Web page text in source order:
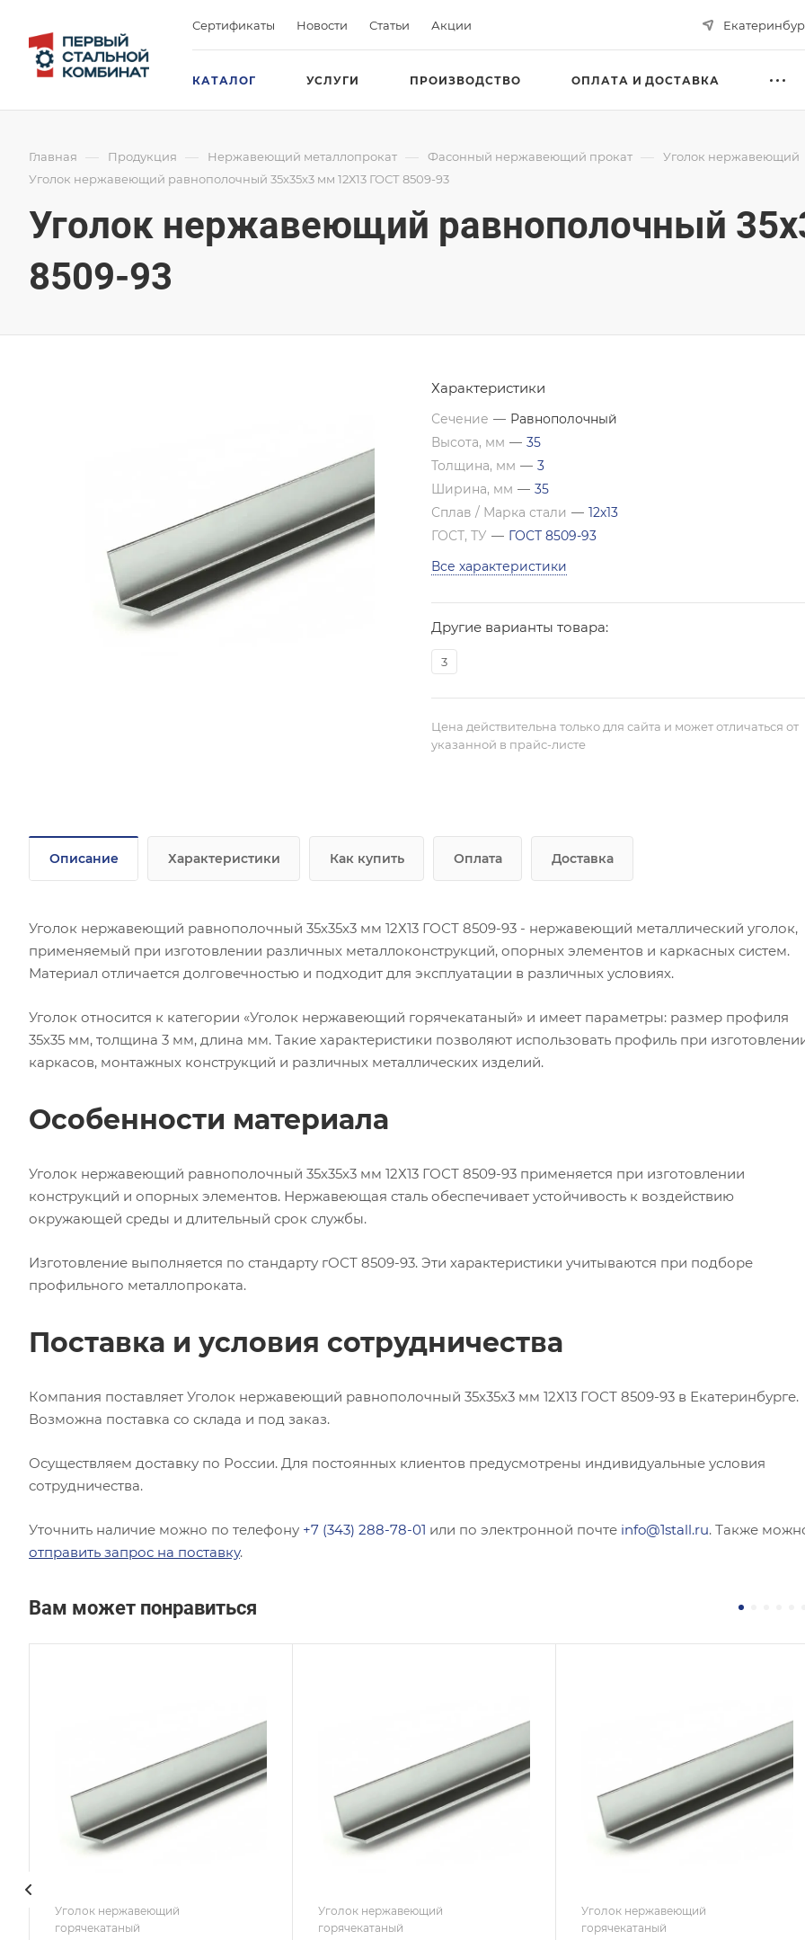
Сертификаты Новости Статьи Акции
КАТАЛОГ УСЛУГИ ПРОИЗВОДСТВО ОПЛАТА И ДОСТАВКА
Главная — Продукция — Нержавеющий металлопрокат — Фасонный нержавеющий прокат —
Уголок нержавеющий
Уголок нержавеющий равнополочный 35х35х3 мм 12Х13 ГОСТ 8509-93
Уголок нержавеющий равнополочный
8509-93
Характеристики
Сечение — Равнополочный
Высота, мм — 35
Толщина, мм — 3
Ширина, мм — 35
Сплав / Марка стали — 12х13
ГОСТ, ТУ — ГОСТ 8509-93
Все характеристики
Другие варианты товара:
3
Цена действительна только для сайта и может отличаться от
указанной в прайс-листе
Описание Характеристики Как купить Оплата Доставка
Уголок нержавеющий равнополочный 35х35х3 мм 12Х13 ГОСТ 8509-93 - нержавеющий металлический уголок,
применяемый при изготовлении различных металлоконструкций, опорных элементов и каркасных систем.
Материал отличается долговечностью и подходит для эксплуатации в различных условиях.
Уголок относится к категории «Уголок нержавеющий горячекатаный» и имеет параметры: размер профиля
35х35 мм, толщина 3 мм, длина мм. Такие характеристики позволяют использовать профиль при
каркасов, монтажных конструкций и различных металлических изделий.
Особенности материала
Уголок нержавеющий равнополочный 35х35х3 мм 12Х13 ГОСТ 8509-93 применяется при изготовлении
конструкций и опорных элементов. Нержавеющая сталь обеспечивает устойчивость к воздействию
окружающей среды и длительный срок службы.
Изготовление выполняется по стандарту гОСТ 8509-93. Эти характеристики учитываются при подборе
профильного металлопроката.
Поставка и условия сотрудничества
Компания поставляет Уголок нержавеющий равнополочный 35х35х3 мм 12Х13 ГОСТ 8509-93 в Екатеринбурге.
Возможна поставка со склада и под заказ.
Осуществляем доставку по России. Для постоянных клиентов предусмотрены индивидуальные условия
сотрудничества.
Уточнить наличие можно по телефону +7 (343) 288-78-01 или по электронной почте info@1stall.ru. Также
отправить запрос на поставку.
Вам может понравиться
Уголок нержавеющий
горячекатаный
Толщина, мм
5
Сплав / Марка стали
AISI 630
ГОСТ, ТУ
Зеркальная
Уголок нержавеющий
горячекатаный
Толщина, мм
10
Сплав / Марка стали
03Х17Н14М3
ГОСТ, ТУ
Матовая
Уголок нержавеющий
горячекатаный
Толщина, мм
8
Сплав / Марка стали
12Х18Н10Т
ГОСТ, ТУ
Полированная